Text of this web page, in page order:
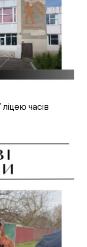
часів